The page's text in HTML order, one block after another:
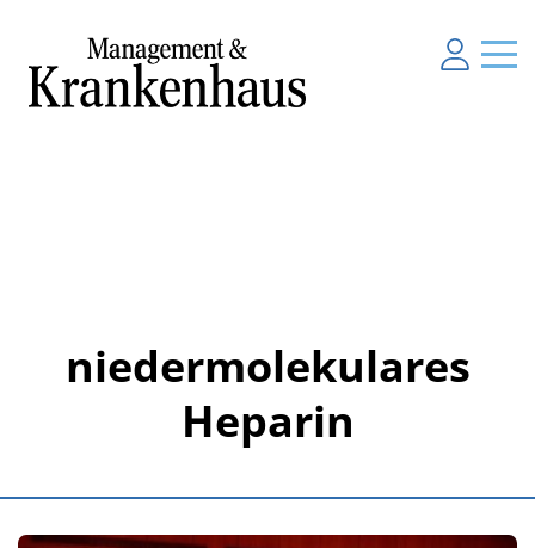
niedermolekulares
Heparin